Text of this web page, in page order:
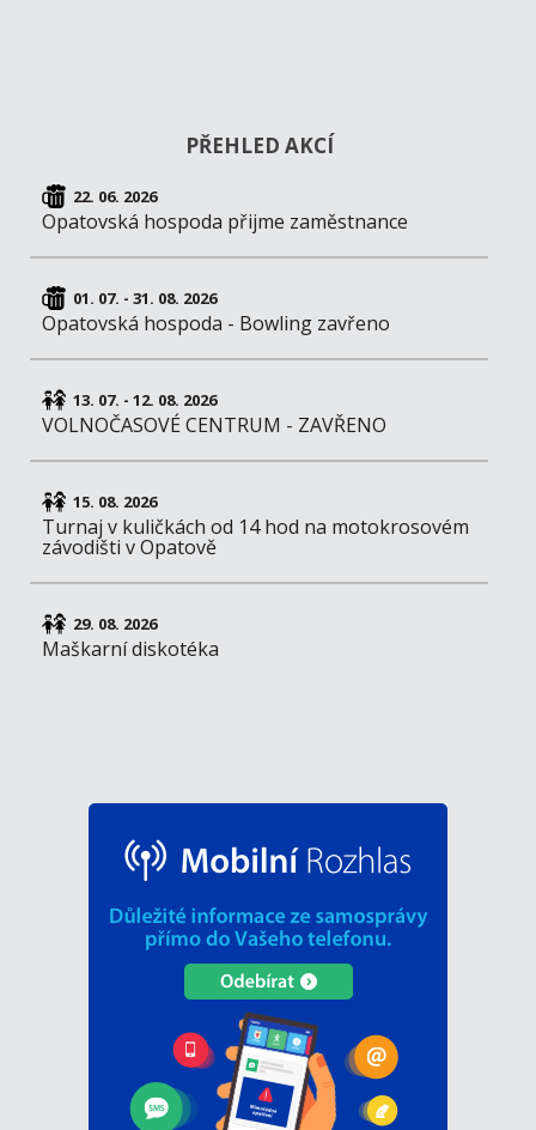
PŘEHLED AKCÍ
22. 06. 2026
Opatovská hospoda přijme zaměstnance
01. 07. - 31. 08. 2026
Opatovská hospoda - Bowling zavřeno
13. 07. - 12. 08. 2026
VOLNOČASOVÉ CENTRUM - ZAVŘENO
15. 08. 2026
Turnaj v kuličkách od 14 hod na motokrosovém
závodišti v Opatově
29. 08. 2026
Maškarní diskotéka